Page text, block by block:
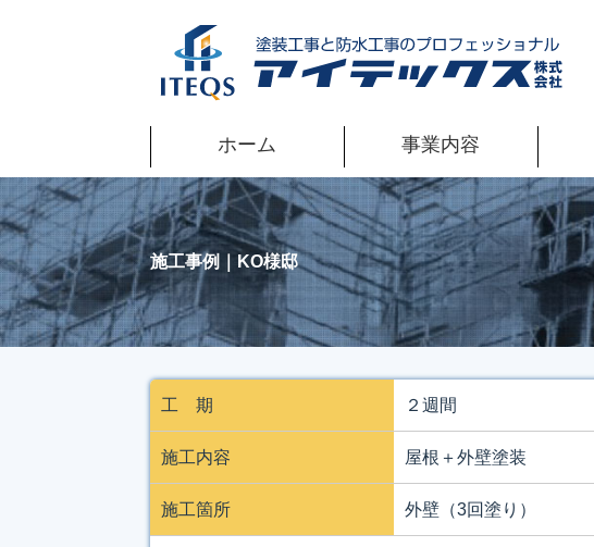
ホーム 事業内容
施工事例｜KO様邸
工 期 ２週間
施工内容 屋根＋外壁塗装
施工箇所 外壁（3回塗り）